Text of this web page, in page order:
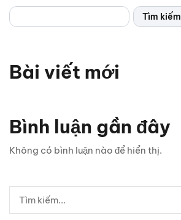
Tìm kiếm
Bài viết mới
Bình luận gần đây
Không có bình luận nào để hiển thị.